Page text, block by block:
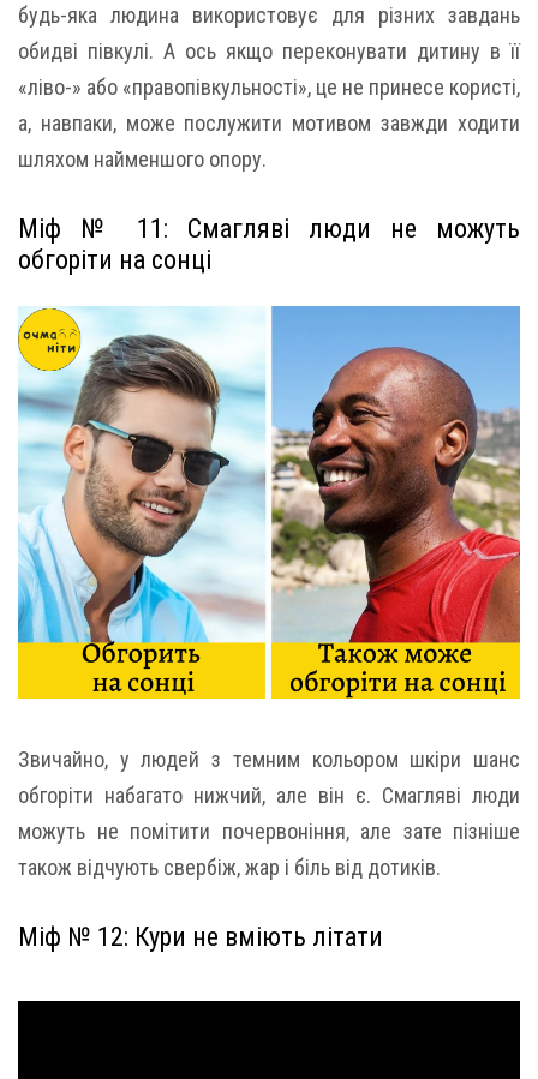
будь-яка людина використовує для різних завдань
обидві півкулі. А ось якщо переконувати дитину в її
«ліво-» або «правопівкульності», це не принесе користі,
а, навпаки, може послужити мотивом завжди ходити
шляхом найменшого опору.
Міф № 11: Смагляві люди не можуть
обгоріти на сонці
Звичайно, у людей з темним кольором шкіри шанс
обгоріти набагато нижчий, але він є. Смагляві люди
можуть не помітити почервоніння, але зате пізніше
також відчують свербіж, жар і біль від дотиків.
Міф № 12: Кури не вміють літати